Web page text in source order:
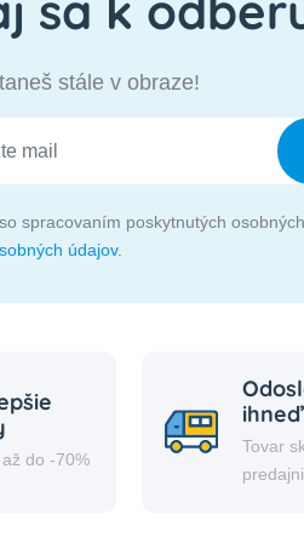
stále v obraze!
spracovaním poskytnutých
údajov.
do -70%
ihneď
Tovar
predajni